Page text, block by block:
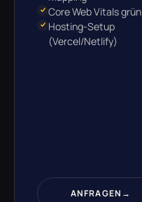
Core Web Vitals grün
Hosting-Setup
(Vercel/Netlify)
ANFRAGEN →